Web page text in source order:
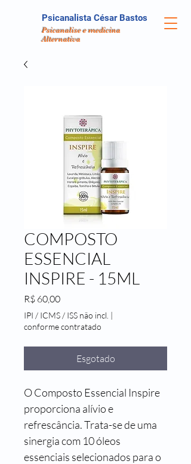
Psicanalista César Bastos
Psicanalise e medicina
Alternativa
COMPOSTO
ESSENCIAL
INSPIRE - 15ML
R$ 60,00Preço
IPI / ICMS / ISS não incl. |
conforme contratado
Esgotado
O Composto Essencial Inspire
proporciona alívio e
refrescância. Trata-se de uma
sinergia com 10 óleos
essenciais selecionados para o